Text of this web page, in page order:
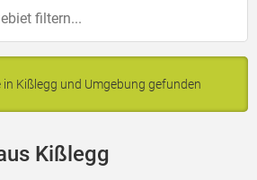
Kißlegg und Umgebung gefunden
Kißlegg